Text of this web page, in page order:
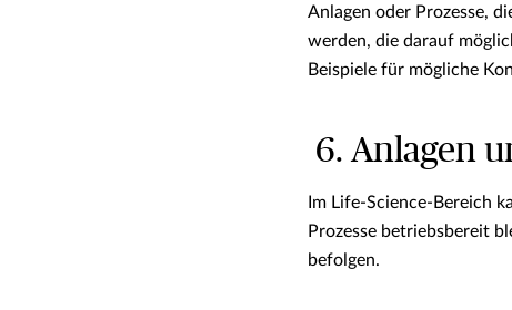
Anlagen oder Prozesse,
werden, die darauf
Beispiele für mögliche
6. Anlagen
Im Life-Science-Bereich
Prozesse betriebsbereit
befolgen.